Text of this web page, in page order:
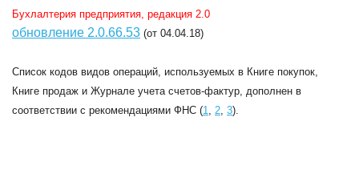
Бухлалтерия предприятия, редакция 2.0
обновление 2.0.66.53 (от 04.04.18)
Список кодов видов операций, используемых в Книге покупок,
Книге продаж и Журнале учета счетов-фактур, дополнен в
соответствии с рекомендациями ФНС (1, 2, 3).